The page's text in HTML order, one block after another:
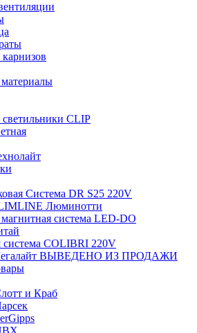
CLIP
Система DR S25 220V
Люминотти
система LED-DO
система COLIBRI 220V
ВЫВЕДЕНО ИЗ ПРОДАЖИ
и Краб